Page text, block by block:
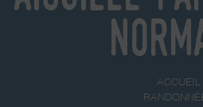
ACCUEIL